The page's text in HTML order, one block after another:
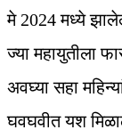
मे 2024 मध्ये
ज्या महायुतीला
अवघ्या सहा
घवघवीत यश